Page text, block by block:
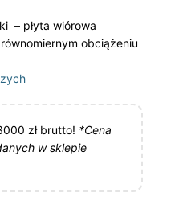
– płyta wiórowa
obciążeniu
zł brutto! *Cena
w sklepie